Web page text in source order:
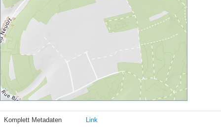
Komplett Metadaten Link